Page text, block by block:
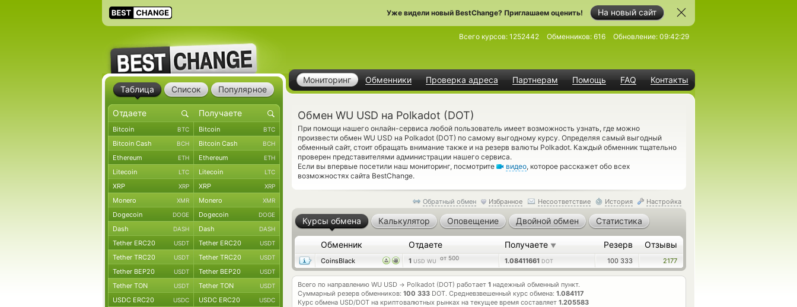
На новый сайт
Уже видели новый BestChange? Приглашаем оценить!
Мониторинг Обменники Проверка адреса Партнерам Помощь FAQ Контакты
Всего курсов: 1252442 Обменников: 616 Обновление: 09:42:29
Обмен WU USD на Polkadot (DOT)
При помощи нашего онлайн-сервиса любой пользователь имеет возможность узнать, где можно
произвести обмен WU USD на Polkadot (DOT) по самому выгодному курсу. Определяя самый выгодный
обменный сайт, стоит обращать внимание также и на резерв валюты Polkadot. Каждый обменник тщательно
проверен представителями администрации нашего сервиса.
Если вы впервые посетили наш мониторинг, посмотрите
видео, которое расскажет обо всех
возможностях сайта BestChange.
Обратный обмен Избранное Несоответствие История Настройка
Курсы обмена Калькулятор Оповещение Двойной обмен Статистика
Обменник Отдаете Получаете ▼ Резерв Отзывы
CoinsBlack 1 USD WU от 500 1.08411661 DOT 100 333 2177
Всего по направлению WU USD → Polkadot (DOT) работает 1 надежный обменный пункт.
Суммарный резерв обменников: 100 333 DOT. Средневзвешенный курс обмена: 1.084117
Курс обмена USD/DOT на криптовалютных рынках на текущее время составляет 1.205583
Таблица Список Популярное
Bitcoin BTC Bitcoin BTC
Bitcoin Cash BCH Bitcoin Cash BCH
Ethereum ETH Ethereum ETH
Litecoin LTC Litecoin LTC
XRP XRP XRP XRP
Monero XMR Monero XMR
Dogecoin DOGE Dogecoin DOGE
Dash DASH Dash DASH
Tether ERC20 USDT Tether ERC20 USDT
Tether TRC20 USDT Tether TRC20 USDT
Tether BEP20 USDT Tether BEP20 USDT
Tether TON USDT Tether TON USDT
USDC ERC20 USDC USDC ERC20 USDC